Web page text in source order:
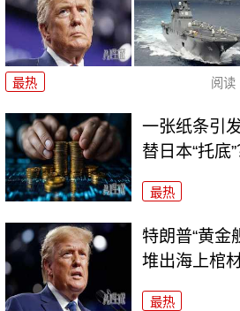
最热 阅读
一张纸条引
替日本“托底”
最热
特朗普“黄金
堆出海上棺
最热